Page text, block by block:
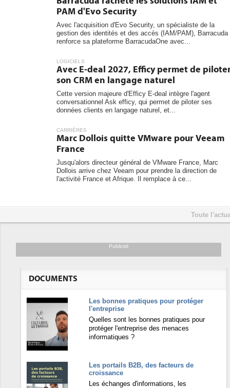
PAM d'Evo Security
Avec l'acquisition d'Evo Security, un spécialiste de la
gestion des identités et des accès (IAM/PAM), Barracuda
renforce sa plateforme BarracudaOne avec...
LOGICIELS
Avec E-deal 2027, Efficy permet de
son CRM en langage naturel
Cette version majeure d'Efficy E-deal intègre l'agent
conversationnel Ask efficy, qui permet de piloter ses
données clients en langage naturel, et...
CARRIÈRES
Marc Dollois quitte VMware pour Veeam
France
Jusqu'alors directeur général de VMware France, Marc
Dollois arrive chez Veeam pour prendre la direction de
l'activité France et Afrique. Il remplace à ce...
Toute
Publicité
DOCUMENTS
Les bonnes pratiques pour protéger
l'entreprise
Quelles sont les bonnes pratiques pour
protéger l'entreprise des menaces
informatiques ?
Les portails B2B, des facteurs de
croissance
Les échanges d'informations, les